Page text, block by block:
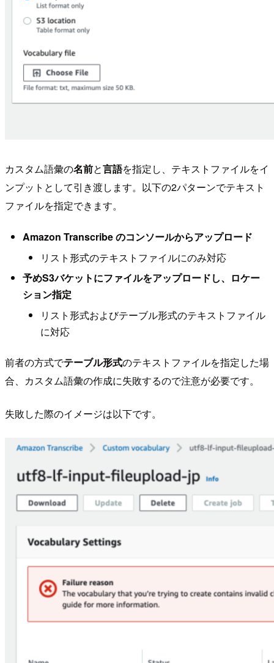
カスタム語彙の名前と言語を指定し、テキストファイルをイ
ンプットとして引き渡します。以下の2パターンでテキスト
ファイルを指定できます。
Amazon Transcribe のコンソールからアップロード
リスト形式のテキストファイルにのみ対応
予めS3バケットにファイルをアップロードし、ロケー
ション指定
リスト形式およびテーブル形式のテキストファイル
に対応
前者の方式でテーブル形式のテキストファイルを指定した場
合、カスタム語彙の作成に失敗するので注意が必要です。
失敗した際のイメージは以下です。